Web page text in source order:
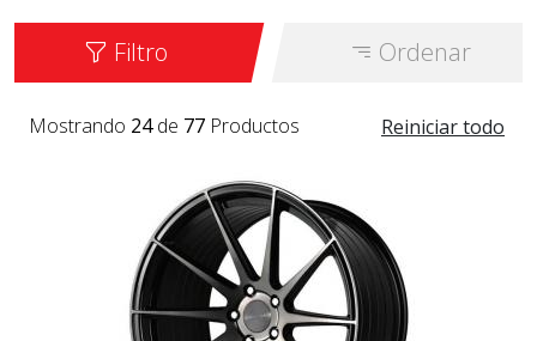
Filtro Ordenar
Reiniciar todo
Mostrando 24de 77 Productos